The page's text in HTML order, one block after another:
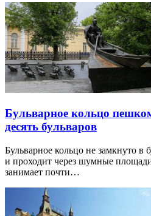
Бульварное кольцо
десять бульваров
Бульварное кольцо не замкнуто в
и проходит через шумные
занимает почти…